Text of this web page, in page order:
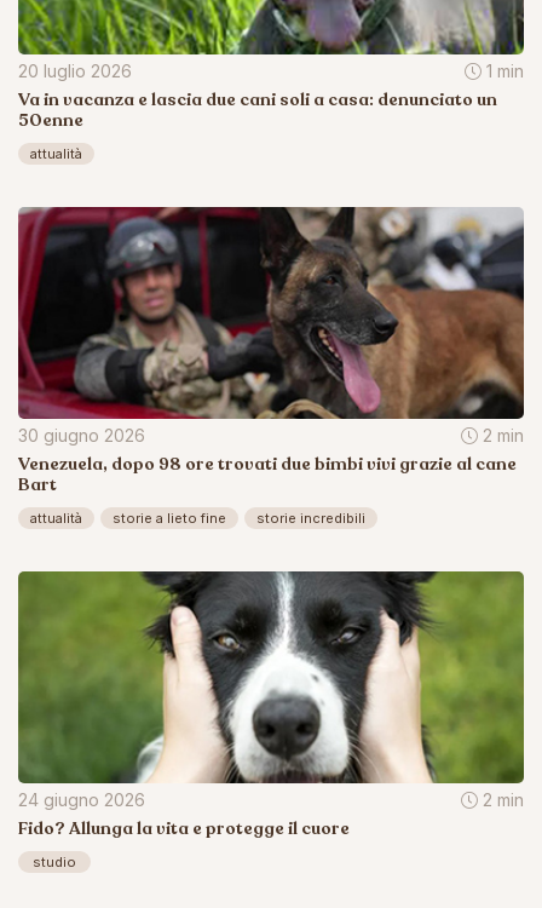
20 luglio 2026 1 min
Va in vacanza e lascia due cani soli a casa: denunciato un
50enne
attualità
30 giugno 2026 2 min
Venezuela, dopo 98 ore trovati due bimbi vivi grazie al cane
Bart
attualità storie a lieto fine storie incredibili
24 giugno 2026 2 min
Fido? Allunga la vita e protegge il cuore
studio